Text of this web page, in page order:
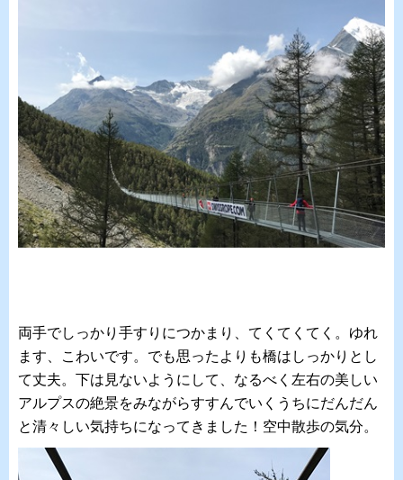
両手でしっかり手すりにつかまり、てくてくてく。ゆれ
ます、こわいです。でも思ったよりも橋はしっかりとし
て丈夫。下は見ないようにして、なるべく左右の美しい
アルプスの絶景をみながらすすんでいくうちにだんだん
と清々しい気持ちになってきました！空中散歩の気分。